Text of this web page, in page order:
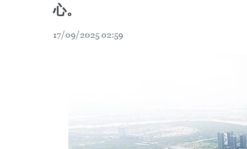
心。
17/09/2025 02:59